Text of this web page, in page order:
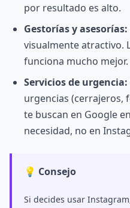
por resultado es alto.
Gestorías y asesorías:
visualmente atractivo.
funciona mucho mejor.
Servicios de urgencia:
urgencias (cerrajeros,
te buscan en Google
necesidad, no en
💡 Consejo
Si decides usar